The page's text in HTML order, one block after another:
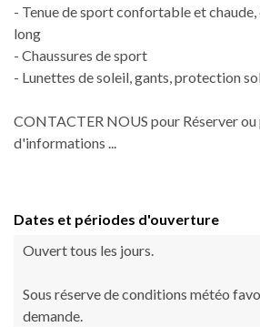
- Tenue de sport confortable et
long
- Chaussures de sport
- Lunettes de soleil, gants, protection
CONTACTER NOUS pour Réserver ou
d'informations ...
Dates et périodes d'ouverture
Ouvert tous les jours.
Sous réserve de conditions météo
demande.